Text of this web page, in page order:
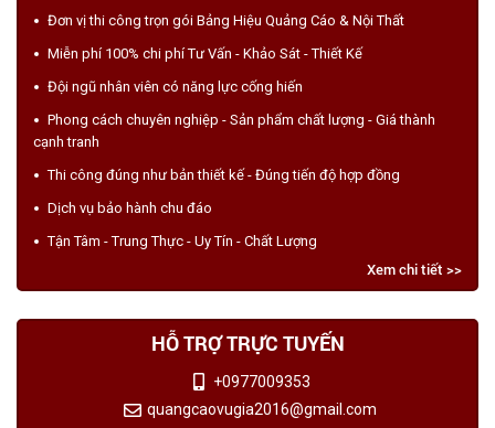
Đơn vị thi công trọn gói Bảng Hiệu Quảng Cáo & Nội Thất
Miễn phí 100% chi phí Tư Vấn - Khảo Sát - Thiết Kế
Đội ngũ nhân viên có năng lực cống hiến
Phong cách chuyên nghiệp - Sản phẩm chất lượng - Giá thành
cạnh tranh
Thi công đúng như bản thiết kế - Đúng tiến độ hợp đồng
Dịch vụ bảo hành chu đáo
Tận Tâm - Trung Thực - Uy Tín - Chất Lượng
Xem chi tiết >>
HỖ TRỢ TRỰC TUYẾN
+0977009353
quangcaovugia2016@gmail.com